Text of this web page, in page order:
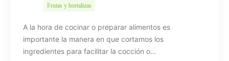
Frutas y hortalizas
A la hora de cocinar o preparar alimentos es
importante la manera en que cortamos los
ingredientes para facilitar la cocción o…